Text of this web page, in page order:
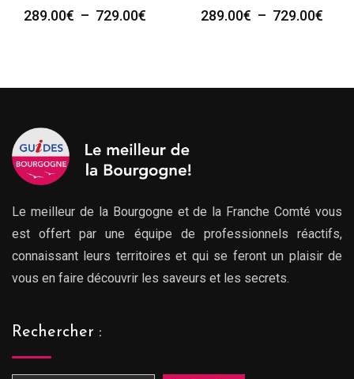
289.00€ – 729.00€
à
289.00€ – 729.00€
à
Le meilleur de la Bourgogne et de la Franche Comté vous
est offert par une équipe de professionnels réactifs,
connaissant leurs territoires et qui se feront un plaisir de
vous en faire découvrir les saveurs et les secrets.
Rechercher :